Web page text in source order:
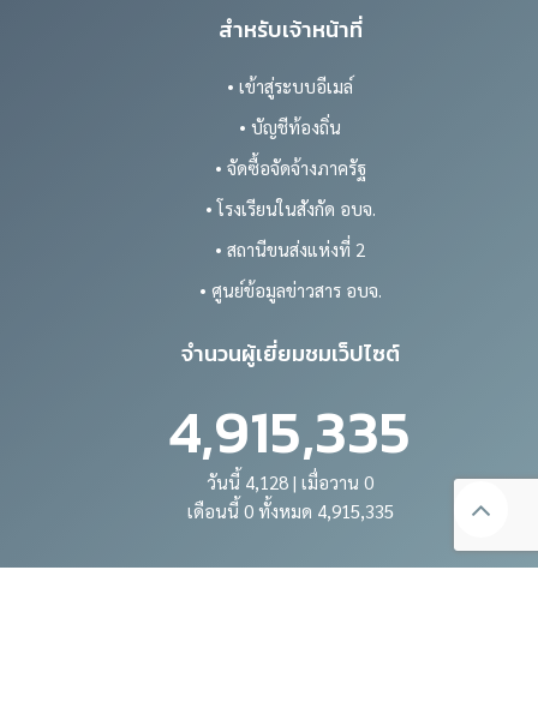
สำหรับเจ้าหน้าที่
• เข้าสู่ระบบอีเมล์
• บัญชีท้องถิ่น
• จัดซื้อจัดจ้างภาครัฐ
• โรงเรียนในสังกัด อบจ.
• สถานีขนส่งแห่งที่ 2
• ศูนย์ข้อมูลข่าวสาร อบจ.
จำนวนผู้เยี่ยมชมเว็ปไซต์
4,915,335
วันนี้ 4,128 | เมื่อวาน 0
เดือนนี้ 0 ทั้งหมด 4,915,335